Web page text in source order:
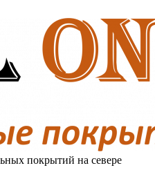
покрытий на севере